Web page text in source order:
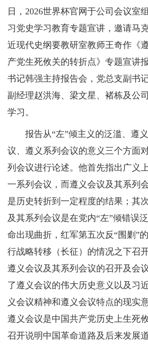
日，2026世界杯官网于公司会议室
习党史学习教育专题宣讲，邀请马
近现代史纲要教研室教师王奇作《
产党生死攸关的转折点》专题宣讲
书记韩强主持报告会，党总支副书
副经理赵洪海、梁文星、褚栋及公
学习。
报告从“左”倾主义的泛滥、遵义
议、遵义系列会议的意义三个方面
列会议进行论述。他首先指出广义
一系列会议，而遵义会议及其系列
是历史转折到一定程度的结果；其
及其系列会议是在党内“左”倾错误
命出现曲折，红军第五次反“围剿”
行战略转移（长征）的情况之下召
遵义会议及其系列会议的召开及会
了遵义会议的伟大历史意义以及习
义会议精神和遵义会议特点的现实
遵义会议是中国共产党历史上生死
召开说明中国革命道路及后来发展